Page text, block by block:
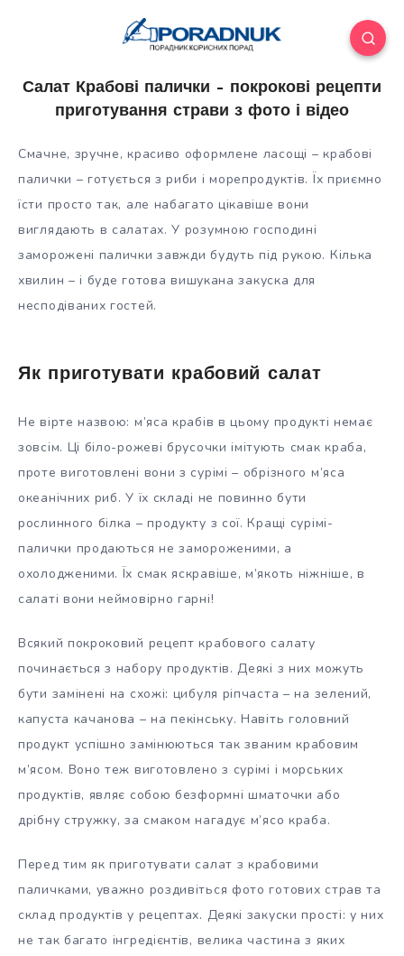
Салат Крабові палички – покрокові рецепти
приготування страви з фото і відео
Смачне, зручне, красиво оформлене ласощі – крабові
палички – готується з риби і морепродуктів. Їх приємно
їсти просто так, але набагато цікавіше вони
виглядають в салатах. У розумною господині
заморожені палички завжди будуть під рукою. Кілька
хвилин – і буде готовавишукана закуска для
несподіваних гостей.
Як приготувати крабовий салат
Не вірте назвою: м’яса крабів в цьому продукті немає
зовсім. Ці біло-рожеві брусочки імітують смак краба,
проте виготовлені вони з сурімі – обрізного м’яса
океанічних риб. У їх складі не повинно бути
рослинного білка – продукту з сої. Кращі сурімі-
палички продаються не замороженими, а
охолодженими. Їх смак яскравіше, м’якоть ніжніше, в
салаті вони неймовірно гарні!
Всякий покроковий рецепт крабового салату
починається з набору продуктів. Деякі з них можуть
бути замінені на схожі: цибуля ріпчаста – на зелений,
капуста качанова – на пекінську. Навіть головний
продукт успішно замінюються так званим крабовим
м’ясом. Воно теж виготовлено з сурімі і морських
продуктів, являє собою безформні шматочки або
дрібну стружку, за смаком нагадує м’ясо краба.
Перед тим як приготувати салат з крабовими
паличками, уважно роздивіться фото готових страв та
склад продуктів у рецептах. Деякі закуски прості: у них
не так багато інгредієнтів, велика частина з яких